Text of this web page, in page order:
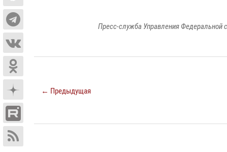
Пресс-служба Управления Федеральной
← Предыдущая